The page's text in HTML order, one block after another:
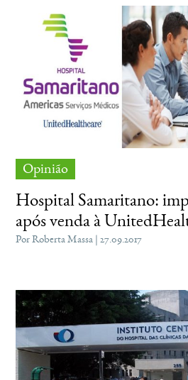
Opinião
Hospital Samaritano:
após venda à
Por Roberta Massa | 27.09.2017